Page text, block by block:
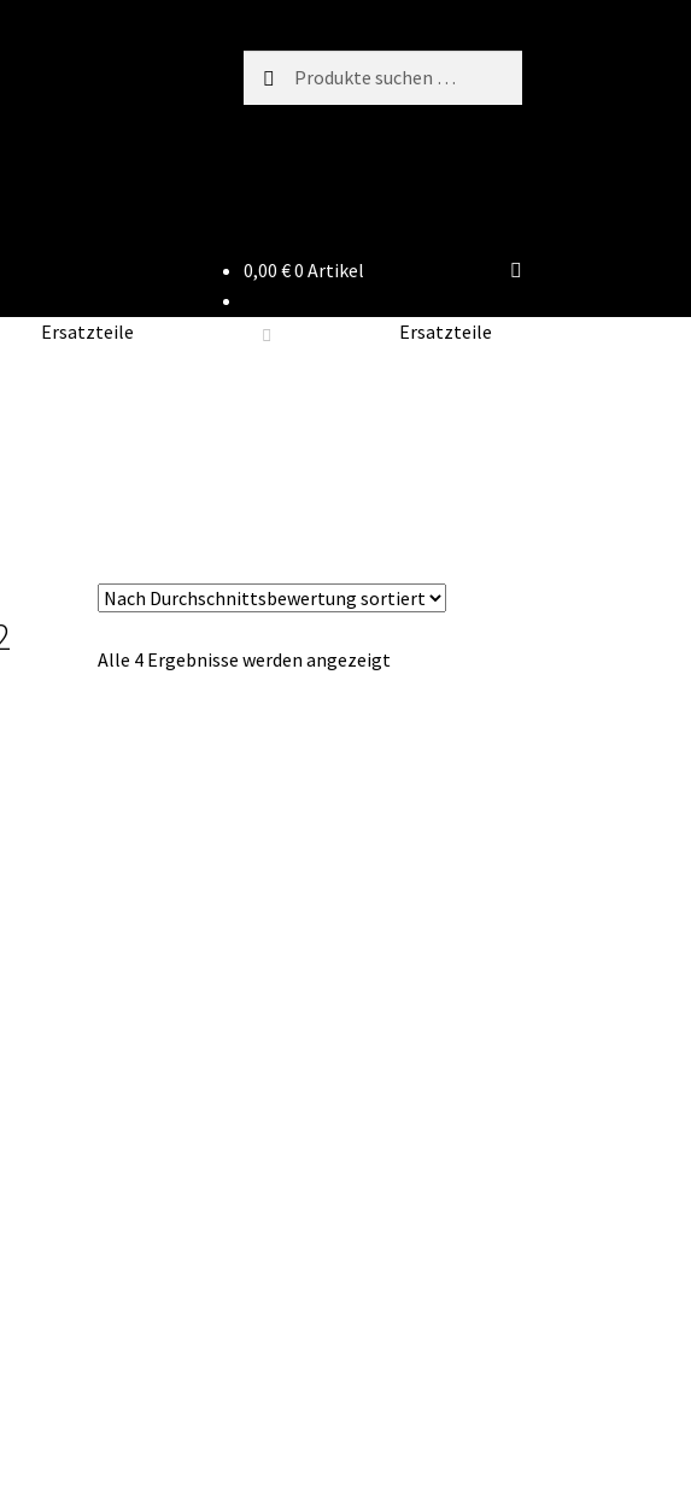
nach:
0,00 €0 Artikel
Ersatzteile
Ersatzteile
Alle 4 Ergebnisse werden angezeigtNach